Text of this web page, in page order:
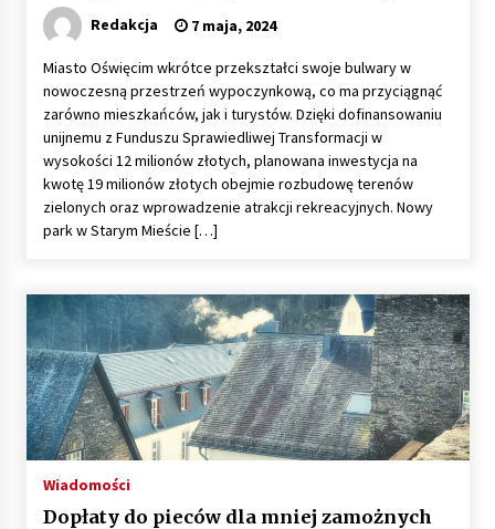
Redakcja 7 maja, 2024
Miasto Oświęcim wkrótce przekształci swoje bulwary w
nowoczesną przestrzeń wypoczynkową, co ma przyciągnąć
zarówno mieszkańców, jak i turystów. Dzięki dofinansowaniu
unijnemu z Funduszu Sprawiedliwej Transformacji w
wysokości 12 milionów złotych, planowana inwestycja na
kwotę 19 milionów złotych obejmie rozbudowę terenów
zielonych oraz wprowadzenie atrakcji rekreacyjnych. Nowy
park w Starym Mieście […]
Wiadomości
Dopłaty do pieców dla mniej zamożnych